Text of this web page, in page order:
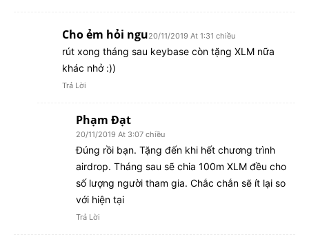
Cho ẻm hỏi ngu20/11/2019 At 1:31 chiều
rút xong tháng sau keybase còn tặng XLM nữa
khác nhở :))
Trả Lời
Phạm Đạt
20/11/2019 At 3:07 chiều
Đúng rồi bạn. Tặng đến khi hết chương trình
airdrop. Tháng sau sẽ chia 100m XLM đều cho
số lượng người tham gia. Chắc chắn sẽ ít lại so
với hiện tại
Trả Lời